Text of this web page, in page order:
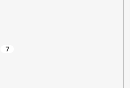
7